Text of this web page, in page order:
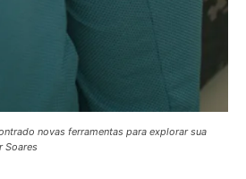
novas ferramentas para explorar sua
Soares